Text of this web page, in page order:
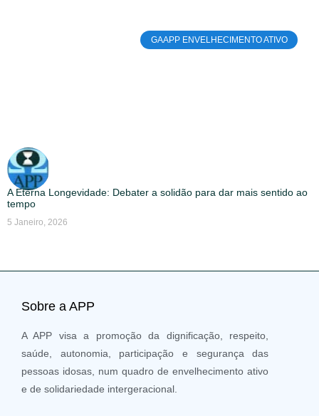
GAAPP ENVELHECIMENTO ATIVO
A Eterna Longevidade: Debater a solidão para dar mais sentido ao
tempo
5 Janeiro, 2026
Sobre a APP
A APP visa a promoção da dignificação, respeito,
saúde, autonomia, participação e segurança das
pessoas idosas, num quadro de envelhecimento ativo
e de solidariedade intergeracional.